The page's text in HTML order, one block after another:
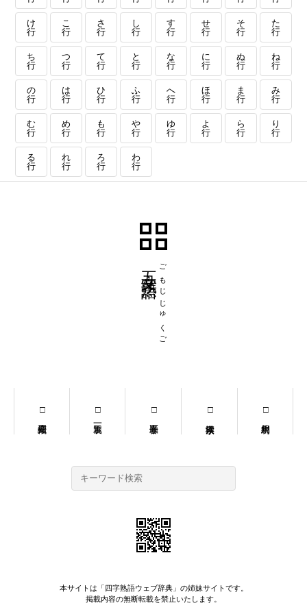
け
行
こ
行
さ
行
し
行
す
行
せ
行
そ
行
た
行
ち
行
つ
行
て
行
と
行
な
行
に
行
ぬ
行
ね
行
の
行
は
行
ひ
行
ふ
行
へ
行
ほ
行
ま
行
み
行
む
行
め
行
も
行
や
行
ゆ
行
よ
行
ら
行
り
行
る
行
れ
行
ろ
行
わ
行
ごもじじゅくご
本サイトは「四字熟語ウェブ辞典」の姉妹サイトです。
掲載内容の無断転載を禁止いたします。